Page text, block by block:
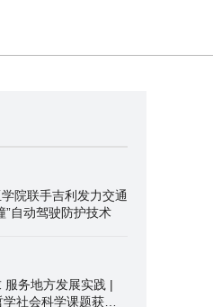
院联手吉利发力交通
”自动驾驶防护技术
服务地方发展实践 |
社会科学课题获批